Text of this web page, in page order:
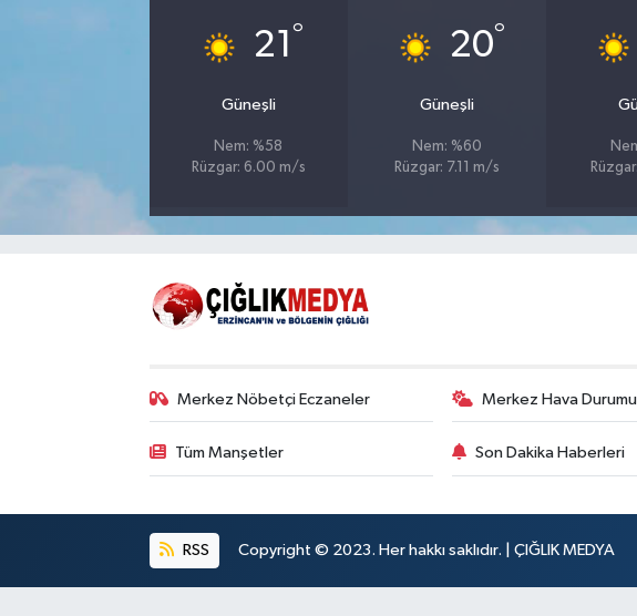
21 °
Güneşli
Nem: %58
Rüzgar: 6.00 m/s
20°
Güneşli
Nem: %60
Rüzgar: 7.11 m/s
Merkez Nöbetçi Eczaneler Merkez Hava Durumu
Tüm Manşetler Son Dakika Haberleri
RSS Copyright © 2023. Her hakkı saklıdır. | ÇIĞLIK MEDYA